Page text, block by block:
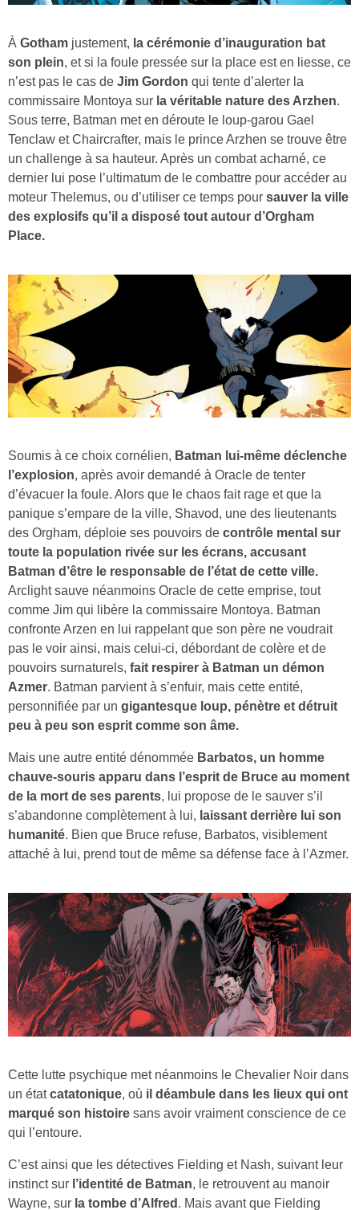
À Gotham justement, la cérémonie d’inauguration bat
son plein, et si la foule pressée sur la place est en liesse, ce
n’est pas le cas de Jim Gordon qui tente d’alerter la
commissaire Montoya sur la véritable nature des Arzhen.
Sous terre, Batman met en déroute le loup-garou Gael
Tenclaw et Chaircrafter, mais le prince Arzhen se trouve être
un challenge à sa hauteur. Après un combat acharné, ce
dernier lui pose l’ultimatum de le combattre pour accéder au
moteur Thelemus, ou d’utiliser ce temps pour sauver la ville
des explosifs qu’il a disposé tout autour d’Orgham
Place.
Soumis à ce choix cornélien, Batman lui-même déclenche
l’explosion, après avoir demandé à Oracle de tenter
d’évacuer la foule. Alors que le chaos fait rage et que la
panique s’empare de la ville, Shavod, une des lieutenants
des Orgham, déploie ses pouvoirs de contrôle mental sur
toute la population rivée sur les écrans, accusant
Batman d’être le responsable de l’état de cette ville.
Arclight sauve néanmoins Oracle de cette emprise, tout
comme Jim qui libère la commissaire Montoya. Batman
confronte Arzen en lui rappelant que son père ne voudrait
pas le voir ainsi, mais celui-ci, débordant de colère et de
pouvoirs surnaturels, fait respirer à Batman un démon
Azmer. Batman parvient à s’enfuir, mais cette entité,
personnifiée par un gigantesque loup, pénètre et détruit
peu à peu son esprit comme son âme.
Mais une autre entité dénommée Barbatos, un homme
chauve-souris apparu dans l’esprit de Bruce au moment
de la mort de ses parents, lui propose de le sauver s’il
s’abandonne complètement à lui, laissant derrière lui son
humanité. Bien que Bruce refuse, Barbatos, visiblement
attaché à lui, prend tout de même sa défense face à l’Azmer.
Cette lutte psychique met néanmoins le Chevalier Noir dans
un étatcatatonique, où il déambule dans les lieux qui ont
marqué son histoire sans avoir vraiment conscience de ce
qui l’entoure.
C’est ainsi que les détectives Fielding et Nash, suivant leur
instinct sur l’identité de Batman, le retrouvent au manoir
Wayne, sur la tombe d’Alfred . Mais avant que Fielding